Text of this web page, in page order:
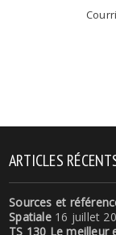
ARTICLES
Sources et
Spatiale 16 juillet
TS 130 Le meilleur